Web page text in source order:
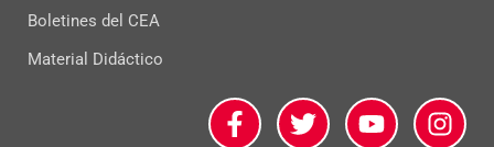
Boletines del CEA
Material Didáctico